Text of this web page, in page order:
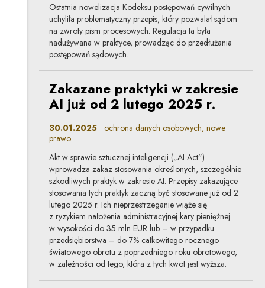
Ostatnia nowelizacja Kodeksu postępowań cywilnych
uchyliła problematyczny przepis, który pozwalał sądom
na zwroty pism procesowych. Regulacja ta była
nadużywana w praktyce, prowadząc do przedłużania
postępowań sądowych.
Zakazane praktyki w zakresie
AI już od 2 lutego 2025 r.
30.01.2025 ochrona danych osobowych, nowe
prawo
Akt w sprawie sztucznej inteligencji („AI Act”)
wprowadza zakaz stosowania określonych, szczególnie
szkodliwych praktyk w zakresie AI. Przepisy zakazujące
stosowania tych praktyk zaczną być stosowane już od 2
lutego 2025 r. Ich nieprzestrzeganie wiąże się
z ryzykiem nałożenia administracyjnej kary pieniężnej
w wysokości do 35 mln EUR lub – w przypadku
przedsiębiorstwa – do 7% całkowitego rocznego
światowego obrotu z poprzedniego roku obrotowego,
w zależności od tego, która z tych kwot jest wyższa.